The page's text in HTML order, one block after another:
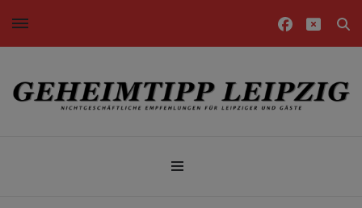
Nichtgeschäftliche Empfehlungen für Leipziger und Gäste